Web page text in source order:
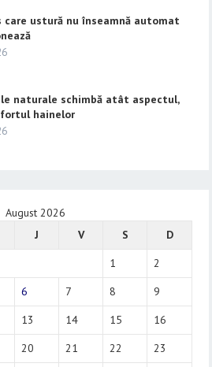
care ustură nu înseamnă automat
naturale schimbă atât aspectul,
hainelor
August 2026
J V S
D
1
2
6 7 8
9
13 14 15
16
20 21 22
23